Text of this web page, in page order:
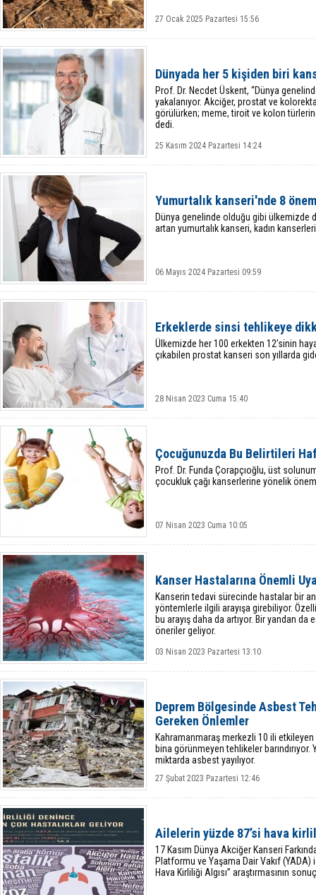
27 Ocak 2025 Pazartesi 15:56
Dünyada her 5 kişiden biri
Prof. Dr. Necdet Üskent, “Dünya
yakalanıyor. Akciğer, prostat ve
görülürken; meme, tiroit ve kolon
dedi.
25 Kasım 2024 Pazartesi 14:24
Yumurtalık kanseri'nde 8
Dünya genelinde olduğu gibi ülkemizde
artan yumurtalık kanseri, kadın
06 Mayıs 2024 Pazartesi 09:59
Erkeklerde sinsi tehlikeye
Ülkemizde her 100 erkekten 12’sinin
çıkabilen prostat kanseri son yıllarda
28 Nisan 2023 Cuma 15:40
Çocuğunuzda Bu Belirtileri
Prof. Dr. Funda Çorapçıoğlu, üst
çocukluk çağı kanserlerine yönelik
07 Nisan 2023 Cuma 10:05
Kanser Hastalarına Önemli
Kanserin tedavi sürecinde hastalar bir
yöntemlerle ilgili arayışa girebiliyor.
bu arayış daha da artıyor. Bir yandan
öneriler geliyor.
03 Nisan 2023 Pazartesi 13:10
Deprem Bölgesinde Asbest
Gereken Önlemler
Kahramanmaraş merkezli 10 ili etkileyen
bina görünmeyen tehlikeler barındırıyor.
miktarda asbest yayılıyor.
27 Şubat 2023 Pazartesi 12:46
Ailelerin yüzde 87’si hava
17 Kasım Dünya Akciğer Kanseri
Platformu ve Yaşama Dair Vakıf
Hava Kirliliği Algısı” araştırmasının